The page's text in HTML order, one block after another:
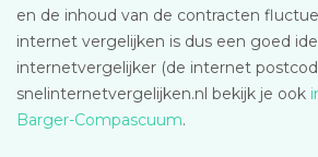
en de inhoud van de contracten
internet vergelijken is dus een goed
internetvergelijker (de internet
snelinternetvergelijken.nl bekijk je ook
Barger-Compascuum.